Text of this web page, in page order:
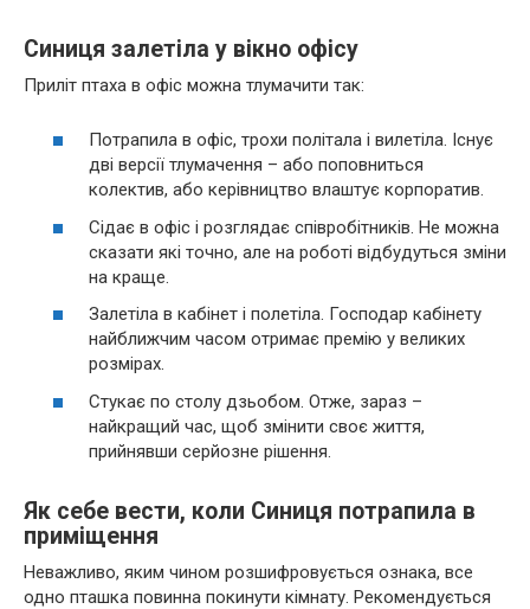
Синиця залетіла у вікно офісу
Приліт птаха в офіс можна тлумачити так:
Потрапила в офіс, трохи політала і вилетіла. Існує
дві версії тлумачення – або поповниться
колектив, або керівництво влаштує корпоратив.
Сідає в офіс і розглядає співробітників. Не можна
сказати які точно, але на роботі відбудуться зміни
на краще.
Залетіла в кабінет і полетіла. Господар кабінету
найближчим часом отримає премію у великих
розмірах.
Стукає по столу дзьобом. Отже, зараз –
найкращий час, щоб змінити своє життя,
прийнявши серйозне рішення.
Як себе вести, коли Синиця потрапила в
приміщення
Неважливо, яким чином розшифровується ознака, все
одно пташка повинна покинути кімнату. Рекомендується